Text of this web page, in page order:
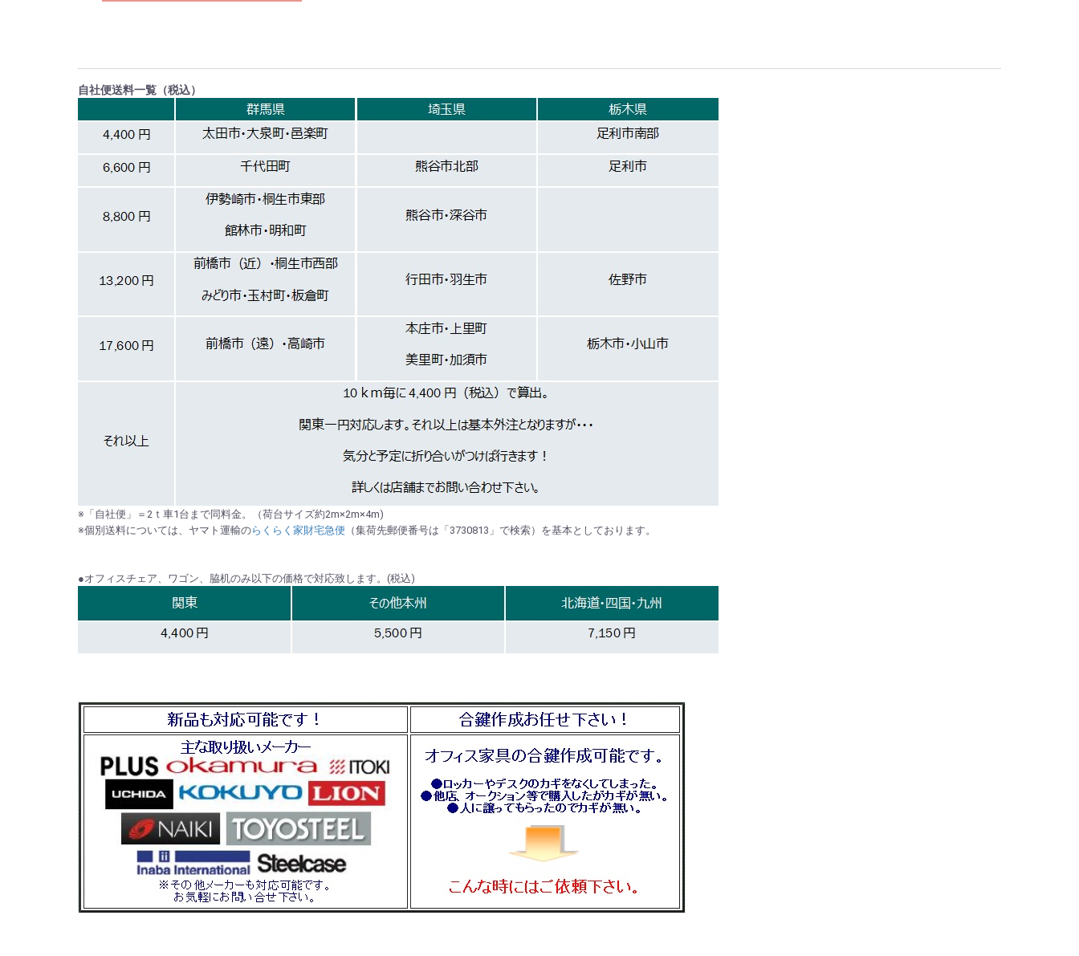
自社便送料一覧（税込）
※「自社便」＝2ｔ車1台まで同料金。（荷台サイズ約2m×2m×4m)
※個別送料については、ヤマト運輸のらくらく家財宅急便 （集荷先郵便番号は「3730813」で検索）を基本としております。
●オフィスチェア、ワゴン、脇机のみ以下の価格で対応致します。(税込)